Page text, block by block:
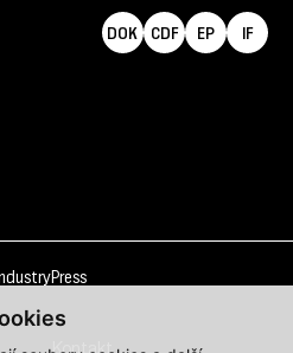
DOK CDF EP IF
Press
Kontakt